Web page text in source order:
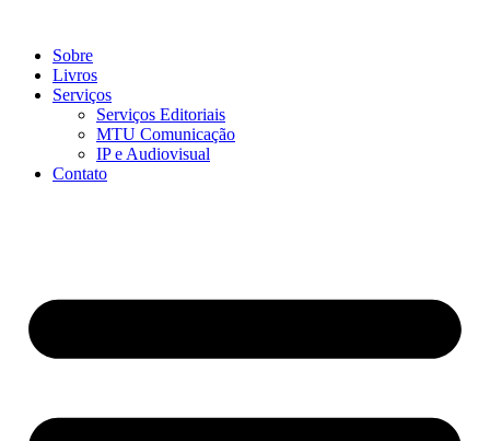
conteúdo
Sobre
Livros
Serviços
Serviços Editoriais
MTU Comunicação
IP e Audiovisual
Contato